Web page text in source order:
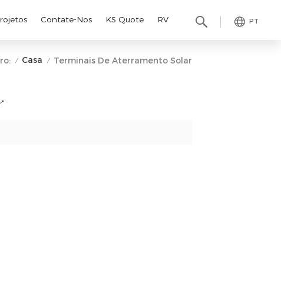
PT
Contate-Nos KS Quote RV
/ Casa / Terminais De Aterramento Solar